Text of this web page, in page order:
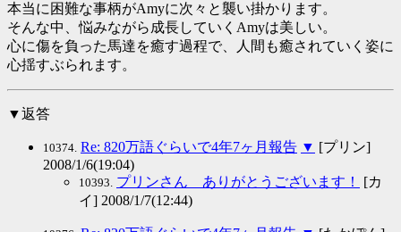
本当に困難な事柄がAmyに次々と襲い掛かります。
そんな中、悩みながら成長していくAmyは美しい。
心に傷を負った馬達を癒す過程で、人間も癒されていく姿に
心揺すぶられます。
▼返答
10374. Re: 820万語ぐらいで4年7ヶ月報告 ▼ [プリン]
2008/1/6(19:04)
10393. プリンさん ありがとうございます！
[カ
イ] 2008/1/7(12:44)